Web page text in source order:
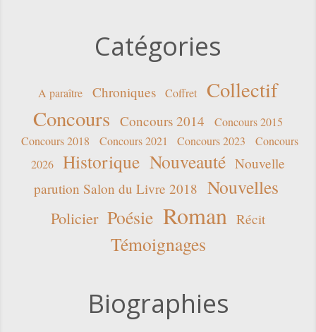
Catégories
A paraître Chroniques Coffret
Collectif
Concours Concours 2014
Concours 2015
Concours 2018
Concours 2021 Concours 2023
Concours
2026
Historique Nouveauté Nouvelle
parution Salon du Livre 2018 Nouvelles
Policier Poésie Roman Récit
Témoignages
Biographies